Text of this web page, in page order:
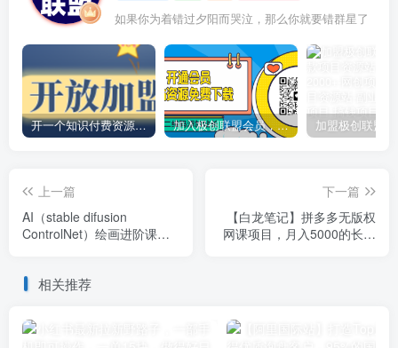
如果你为着错过夕阳而哭泣，那么你就要错群星了
开一个知识付费资源网站，小白也能日入1000+ 加入极创联盟会员，全站资源免费学习。
上一篇
AI（stable difusion
ControlNet）绘画进阶课
下一篇
【白龙笔记】拼多多无版权
网课项目，月入5000的长期
相关推荐